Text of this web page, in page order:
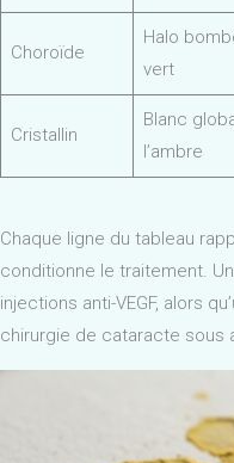
Choroïde
Halo
vert
Cristallin
Blanc
l’ambre
Chaque ligne du tableau
conditionne le traitement.
injections anti-VEGF, alors
chirurgie de cataracte sous